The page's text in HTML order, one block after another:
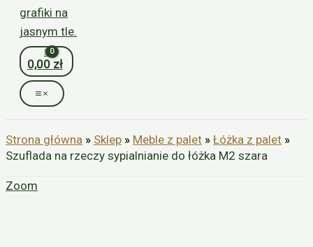
0,00 zł
Strona główna » Sklep » Meble z palet » Łóżka z palet »
Szuflada na rzeczy sypialnianie do łóżka M2 szara
Zoom